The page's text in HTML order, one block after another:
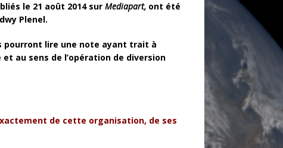
le 21 août 2014 sur Mediapart, ont été
Plenel.
lire une note ayant trait à
au sens de l’opération de diversion
de cette organisation, de ses